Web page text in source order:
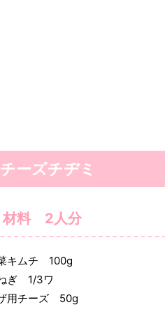
チーズチヂミ
材料 2人分
キムチ 100g
ぎ 1/3ワ
用チーズ 50g